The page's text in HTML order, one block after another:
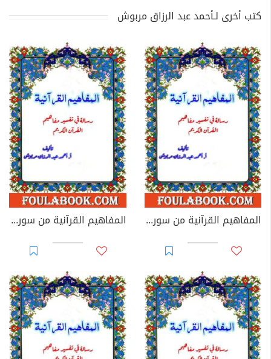
كتب أخرى لـأحمد عبد الرزاق مربوش
المفاهيم القرآنية من سورة الأعلى المفاهيم القرآنية من سورة البلد